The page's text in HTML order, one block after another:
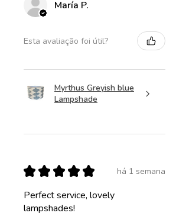
María P.
Esta avaliação foi útil?
Myrthus Greyish blue
Lampshade
★ ★ ★ ★ ★ há 1 semana
Perfect service, lovely
lampshades!